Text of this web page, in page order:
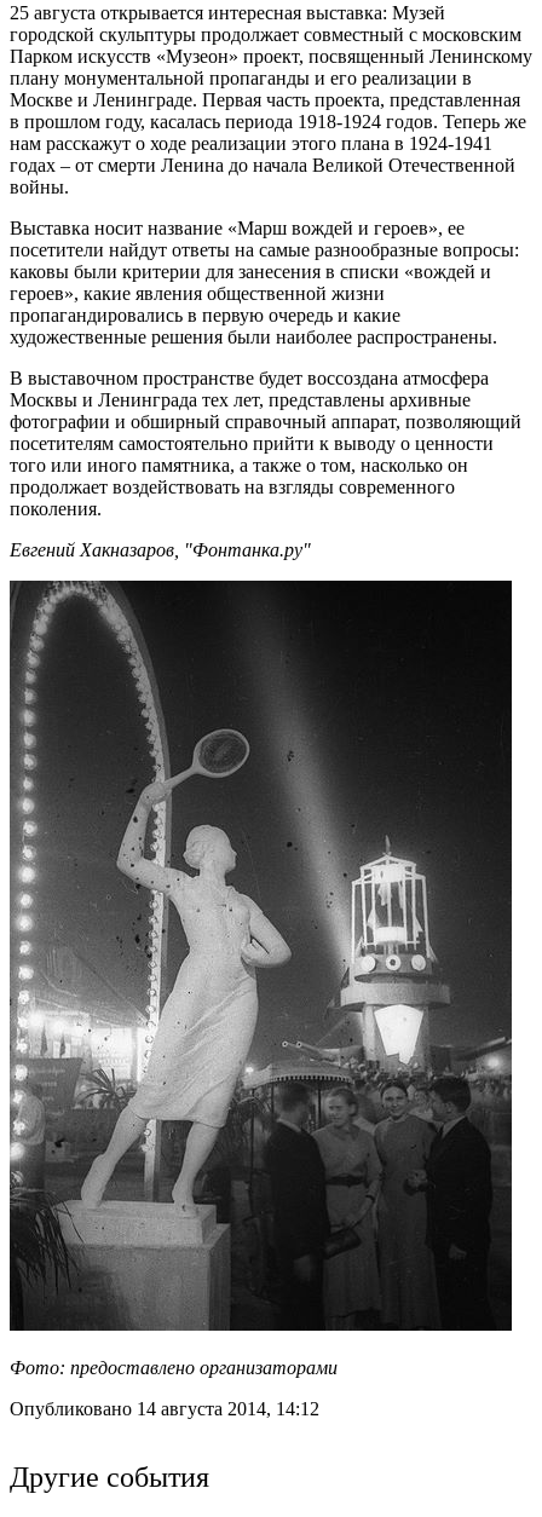
25 августа открывается интересная выставка: Музей
городской скульптуры продолжает совместный с московским
Парком искусств «Музеон» проект, посвященный Ленинскому
плану монументальной пропаганды и его реализации в
Москве и Ленинграде. Первая часть проекта, представленная
в прошлом году, касалась периода 1918-1924 годов. Теперь же
нам расскажут о ходе реализации этого плана в 1924-1941
годах – от смерти Ленина до начала Великой Отечественной
войны.
Выставка носит название «Марш вождей и героев», ее
посетители найдут ответы на самые разнообразные вопросы:
каковы были критерии для занесения в списки «вождей и
героев», какие явления общественной жизни
пропагандировались в первую очередь и какие
художественные решения были наиболее распространены.
В выставочном пространстве будет воссоздана атмосфера
Москвы и Ленинграда тех лет, представлены архивные
фотографии и обширный справочный аппарат, позволяющий
посетителям самостоятельно прийти к выводу о ценности
того или иного памятника, а также о том, насколько он
продолжает воздействовать на взгляды современного
поколения.
Евгений Хакназаров, "Фонтанка.ру"
Фото: предоставлено организаторами
Опубликовано 14 августа 2014, 14:12
Другие события